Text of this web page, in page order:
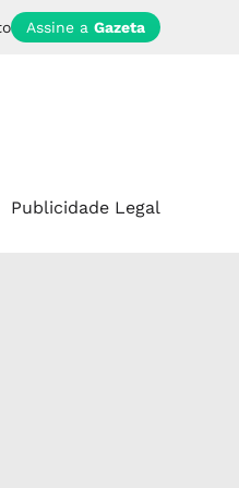
Assine a Gazeta
Publicidade Legal